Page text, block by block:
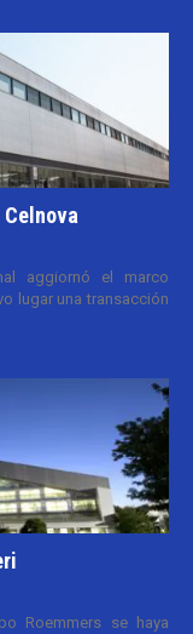
aggiornó el marco
lugar una transacción
Roemmers se haya